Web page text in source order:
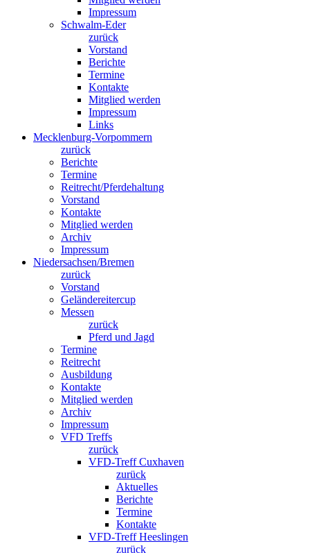
Impressum
Schwalm-Eder
zurück
Vorstand
Berichte
Termine
Kontakte
Mitglied werden
Impressum
Links
Mecklenburg-Vorpommern
zurück
Berichte
Termine
Reitrecht/Pferdehaltung
Vorstand
Kontakte
Mitglied werden
Archiv
Impressum
Niedersachsen/Bremen
zurück
Vorstand
Geländereitercup
Messen
zurück
Pferd und Jagd
Termine
Reitrecht
Ausbildung
Kontakte
Mitglied werden
Archiv
Impressum
VFD Treffs
zurück
VFD-Treff Cuxhaven
zurück
Aktuelles
Berichte
Termine
Kontakte
VFD-Treff Heeslingen
zurück